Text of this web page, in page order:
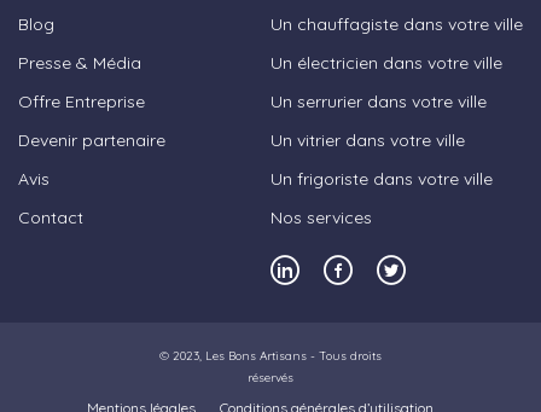
Blog
Presse & Média
Offre Entreprise
Devenir partenaire
Avis
Contact
Un chauffagiste dans votre ville
Un électricien dans votre ville
Un serrurier dans votre ville
Un vitrier dans votre ville
Un frigoriste dans votre ville
Nos services
© 2023, Les Bons Artisans - Tous droits
réservés
Mentions légales Conditions générales d’utilisation